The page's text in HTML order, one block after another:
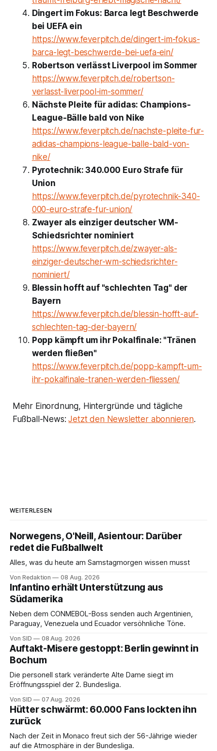
Dingert im Fokus: Barca legt Beschwerde
bei UEFA ein
https://www.feverpitch.de/dingert-im-fokus-
barca-legt-beschwerde-bei-uefa-ein/
Robertson verlässt Liverpool im Sommer
https://www.feverpitch.de/robertson-
verlasst-liverpool-im-sommer/
Nächste Pleite für adidas: Champions-
League-Bälle bald von Nike
https://www.feverpitch.de/nachste-pleite-fur-
adidas-champions-league-balle-bald-von-
nike/
Pyrotechnik: 340.000 Euro Strafe für
Union
https://www.feverpitch.de/pyrotechnik-340-
000-euro-strafe-fur-union/
Zwayer als einziger deutscher WM-
Schiedsrichter nominiert
https://www.feverpitch.de/zwayer-als-
einziger-deutscher-wm-schiedsrichter-
nominiert/
Blessin hofft auf "schlechten Tag" der
Bayern
https://www.feverpitch.de/blessin-hofft-auf-
schlechten-tag-der-bayern/
Popp kämpft um ihr Pokalfinale: "Tränen
werden fließen"
https://www.feverpitch.de/popp-kampft-um-
ihr-pokalfinale-tranen-werden-fliessen/
Mehr Einordnung, Hintergründe und tägliche
Fußball-News:Jetzt den Newsletter abonnieren.
WEITERLESEN
Norwegens, O'Neill, Asientour: Darüber
redet die Fußballwelt
Alles, was du heute am Samstagmorgen wissen musst
Von Redaktion 08 Aug. 2026
Infantino erhält Unterstützung aus
Südamerika
Neben dem CONMEBOL-Boss senden auch Argentinien,
Paraguay, Venezuela und Ecuador versöhnliche Töne.
Von SID 08 Aug. 2026
Auftakt-Misere gestoppt: Berlin gewinnt in
Bochum
Die personell stark veränderte Alte Dame siegt im
Eröffnungsspiel der 2. Bundesliga.
Von SID 07 Aug. 2026
Hütter schwärmt: 60.000 Fans lockten ihn
zurück
Nach der Zeit in Monaco freut sich der 56-Jährige wieder
auf die Atmosphäre in der Bundesliga.